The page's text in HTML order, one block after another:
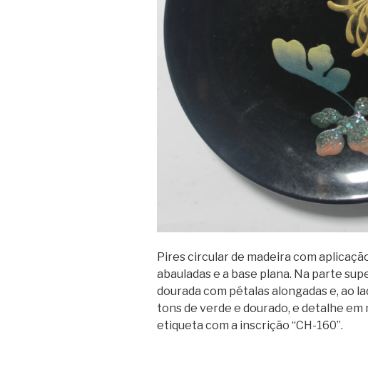
Pires circular de madeira com
abauladas e a base plana. Na parte
dourada com pétalas alongadas e, ao
tons de verde e dourado, e detalhe
etiqueta com a inscrição “CH-160”.